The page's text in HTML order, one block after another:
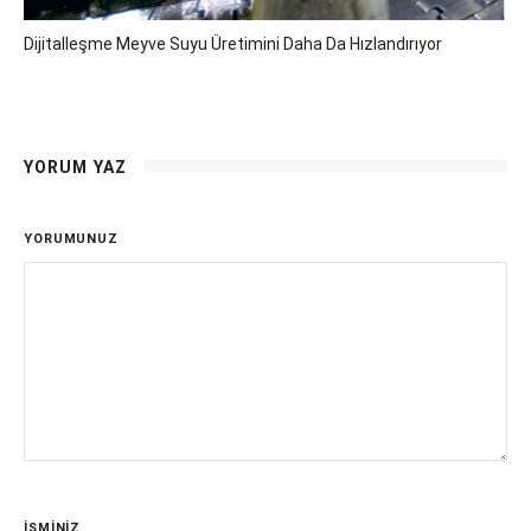
Dijitalleşme Meyve Suyu Üretimini Daha Da Hızlandırıyor
YORUM YAZ
YORUMUNUZ